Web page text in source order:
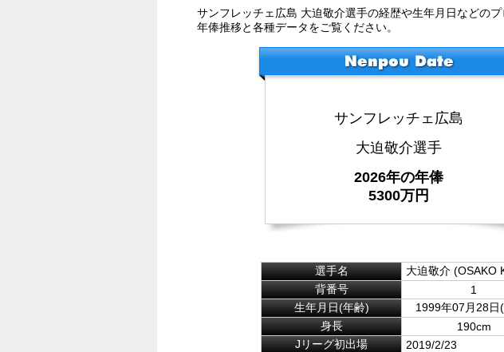
サンフレッチェ広島 大迫敬介選手の経歴や生年月日などの
年俸推移と各種データをご覧ください。
サンフレッチェ広島
大迫敬介選手
2026年の年俸
5300万円
選手名
大迫敬介 (OSAKO
背番号
1
生年月日(年齢)
1999年07月28日
身長
190cm
Jリーグ初出場
2019/2/23